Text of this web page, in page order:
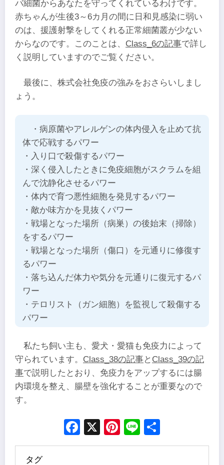
バ細菌からあなたを守ってくれているわけです。
赤ちゃんが生後3～6カ月の間に日和見感染に弱い
のは、援護射撃をしてくれる正常細菌叢が少ない
からなのです。このことは、 Class_6の記事で詳し
く説明していますのでご覧ください。
最後に、株式会社免疫の強みをおさらいしまし
ょう。
・病原菌やアレルゲンの体内侵入を止めて抗
体で応戦するパワー
・入り口で殺傷するパワー
・深く侵入したときに免疫細胞がスクラムを組
んで沈静化させるパワー
・体内で育つ悪性細胞を発見するパワー
・敵か味方かを見抜くパワー
・戦場となった場所（病巣）の後始末（掃除）
をするパワー
・戦場となった場所（傷口）を元通りに修復す
るパワー
・落ち込んだ体力や気分を元通りに復元するパ
ワー
・テロリスト（ガン細胞）を監視して殺傷する
パワー
私たち飼い主も、愛犬・愛猫も免疫力によって
守られています。 Class_38の記事と Class_39の記
事で説明したとおり、免疫力をアップするには腸
内環境を整え、腸壁を強化することが重要なので
す。
Facebook
X Pinterest
Line
タグ